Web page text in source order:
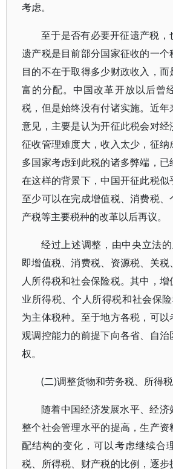
考虑。
至于是否有必要开征遗产税，
遗产税是目前部分国家征收的一
目的不在于取得多少财政收入，
富的分配。中国改革开放以后曾
税，但是始终没有付诸实施。近年
意见，主要是认为开征此税会对经
征收管理难度大，收入太少，征纳
多国家考虑到此税的诸多弊端，已
在这样的背景下，中国开征此税似
至少可以在完成增值税、消费税
产税等主要税种的改革以后再议。
经过上述调整，由中央立法
即增值税、消费税、资源税、关
人所得税和社会保险税。其中，
业所得税、个人所得税和社会保
为主体税种。至于地方各税，可
观调控能力的前提下向各省、自
权。
(二)调整货物和劳务税、所得
随着中国经济发展水平、经济
整个社会管理水平的提高，生产资
配结构的变化，可以考虑继续合
税、所得税、财产税的比例，逐